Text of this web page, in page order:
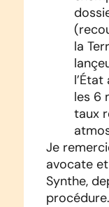
la
les 6
taux
Je
avocate
Synthe,
procédure.